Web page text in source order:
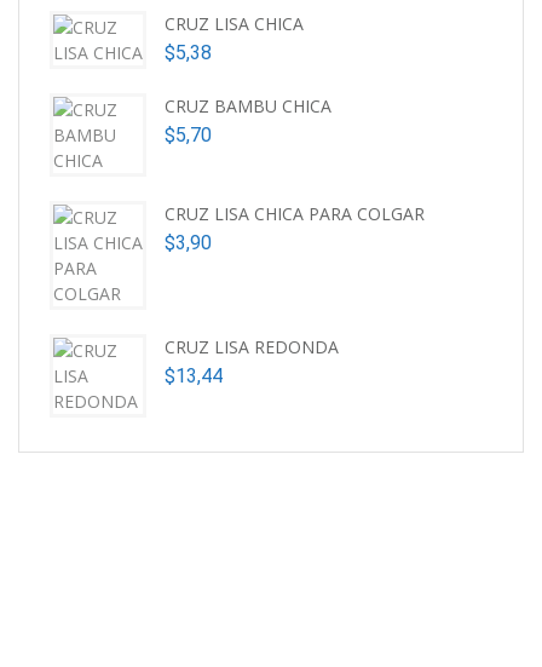
CRUZ LISA CHICA
$5,38
CRUZ BAMBU CHICA
$5,70
CRUZ LISA CHICA PARA COLGAR
$3,90
CRUZ LISA REDONDA
$13,44